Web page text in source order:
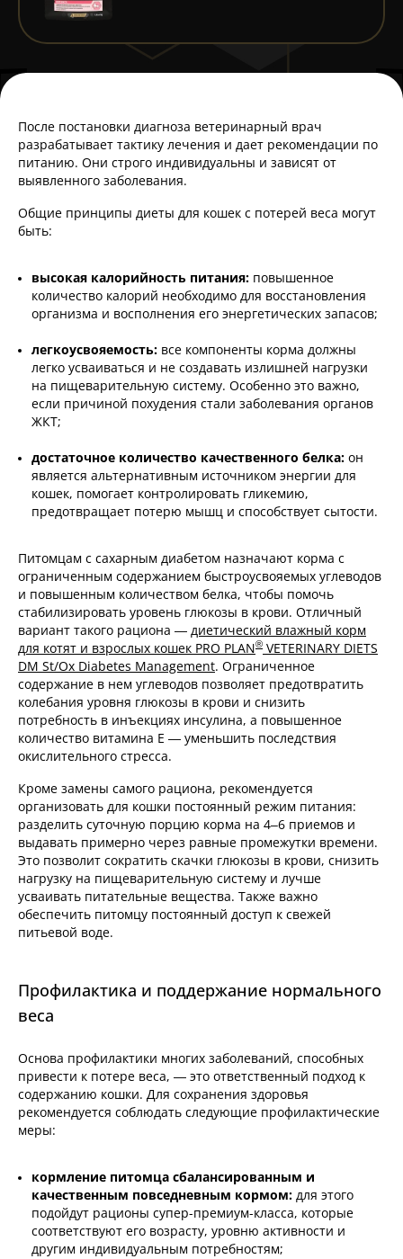
После постановки диагноза ветеринарный врач
разрабатывает тактику лечения и дает рекомендации по
питанию. Они строго индивидуальны и зависят от
выявленного заболевания.
Общие принципы диеты для кошек с потерей веса могут
быть:
высокая калорийность питания: повышенное
количество калорий необходимо для восстановления
организма и восполнения его энергетических запасов;
легкоусвояемость: все компоненты корма должны
легко усваиваться и не создавать излишней нагрузки
на пищеварительную систему. Особенно это важно,
если причиной похудения стали заболевания органов
ЖКТ;
достаточное количество качественного белка: он
является альтернативным источником энергии для
кошек, помогает контролировать гликемию,
предотвращает потерю мышц и способствует сытости.
Питомцам с сахарным диабетом назначают корма с
ограниченным содержанием быстроусвояемых углеводов
и повышенным количеством белка, чтобы помочь
стабилизировать уровень глюкозы в крови. Отличный
вариант такого рациона — диетический влажный корм
для котят и взрослых кошек PRO PLAN® VETERINARY DIETS
DM St/Ox Diabetes Management. Ограниченное
содержание в нем углеводов позволяет предотвратить
колебания уровня глюкозы в крови и снизить
потребность в инъекциях инсулина, а повышенное
количество витамина Е — уменьшить последствия
окислительного стресса.
Кроме замены самого рациона, рекомендуется
организовать для кошки постоянный режим питания:
разделить суточную порцию корма на 4–6 приемов и
выдавать примерно через равные промежутки времени.
Это позволит сократить скачки глюкозы в крови, снизить
нагрузку на пищеварительную систему и лучше
усваивать питательные вещества. Также важно
обеспечить питомцу постоянный доступ к свежей
питьевой воде.
Профилактика и поддержание нормального
веса
Основа профилактики многих заболеваний, способных
привести к потере веса, — это ответственный подход к
содержанию кошки. Для сохранения здоровья
рекомендуется соблюдать следующие профилактические
меры:
кормление питомца сбалансированным и
качественным повседневным кормом: для этого
подойдут рационы супер-премиум-класса, которые
соответствуют его возрасту, уровню активности и
другим индивидуальным потребностям;